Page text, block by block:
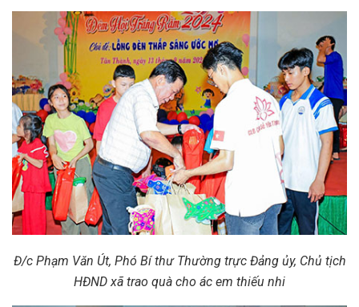
Đ/c Phạm Văn Út, Phó Bí thư Thường trực Đảng ủy, Chủ tịch
HĐND xã trao quà cho ác em thiếu nhi